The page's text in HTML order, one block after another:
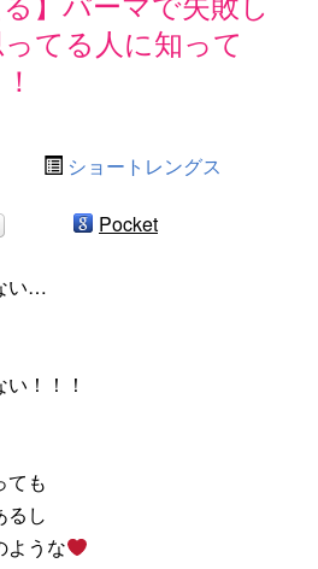
てる人に知って
ショートレングス
Pocket
い…
！！！
ても
るし
ような